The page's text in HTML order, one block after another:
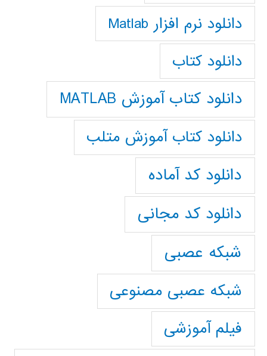
دانلود نرم افزار Matlab
دانلود کتاب
دانلود کتاب آموزش MATLAB
دانلود کتاب آموزش متلب
دانلود کد آماده
دانلود کد مجانی
شبکه عصبی
شبکه عصبی مصنوعی
فیلم آموزشی